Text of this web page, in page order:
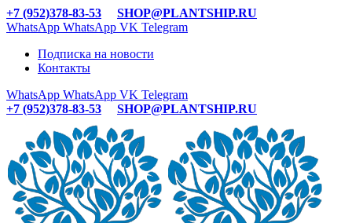
+7 (952)378-83-53
SHOP@PLANTSHIP.RU
WhatsApp WhatsApp VK Telegram
Подписка на новости
Контакты
WhatsApp WhatsApp VK Telegram
+7 (952)378-83-53
SHOP@PLANTSHIP.RU